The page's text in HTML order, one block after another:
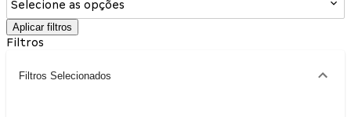
Selecione as opções
Aplicar filtros
Filtros
Filtros Selecionados